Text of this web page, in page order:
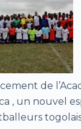
de
, un nouvel